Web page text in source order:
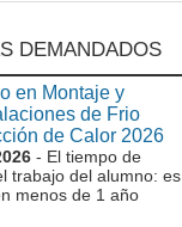
DEMANDADOS
en Montaje y
de Frio
de Calor 2026
- El tiempo de
trabajo del alumno: es
menos de 1 año